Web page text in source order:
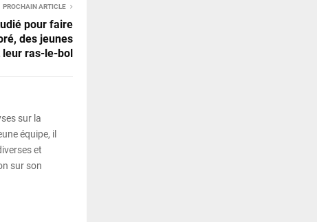
PROCHAIN ARTICLE
pour faire
des jeunes
ras-le-bol
sur la
équipe, il
et
sur son